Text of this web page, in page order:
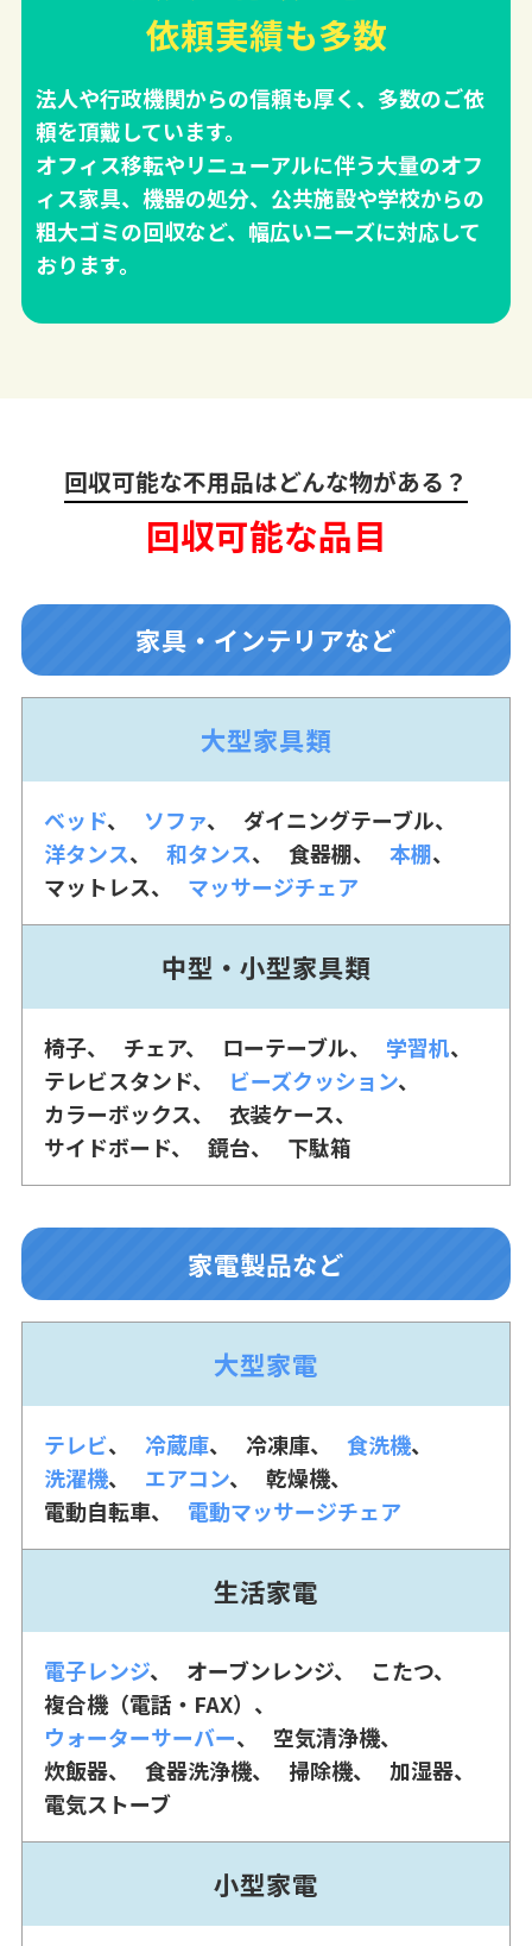
依頼実績も多数
法人や行政機関からの信頼も厚く、多数のご依
頼を頂戴しています。
オフィス移転やリニューアルに伴う大量のオフ
ィス家具、機器の処分、公共施設や学校からの
粗大ゴミの回収など、幅広いニーズに対応して
おります。
回収可能な不用品はどんな物がある？
回収可能な品目
家具・インテリアなど
大型家具類
ベッド ソファ
ダイニングテーブル
洋タンス
和タンス 食器棚
本棚
マットレス
マッサージチェア
中型・小型家具類
椅子 チェア ローテーブル
学習机
テレビスタンド
ビーズクッション
カラーボックス
衣装ケース
サイドボード
鏡台 下駄箱
家電製品など
大型家電
テレビ 冷蔵庫 冷凍庫
食洗機
洗濯機
エアコン
乾燥機
電動自転車
電動マッサージチェア
生活家電
電子レンジ オーブンレンジ
こたつ
複合機（電話・FAX）
ウォーターサーバー
空気清浄機
炊飯器
食器洗浄機 掃除機
加湿器
電気ストーブ
小型家電